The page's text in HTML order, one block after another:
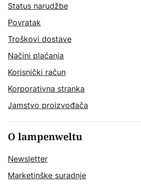
Status narudžbe
Povratak
Troškovi dostave
Načini plaćanja
Korisnički račun
Korporativna stranka
Jamstvo proizvođača
O lampenweltu
Newsletter
Marketinške suradnje